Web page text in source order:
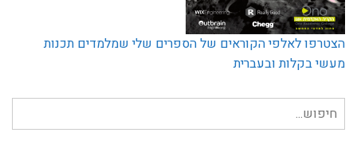
הצטרפו לאלפי הקוראים של הספרים שלי שמלמדים תכנות
מעשי בקלות ובעברית
חיפוש
עבור: